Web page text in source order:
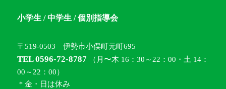
小学生 / 中学生 / 個別指導会
〒519-0503 伊勢市小俣町元町695
TEL 0596-72-8787 （月〜木 16：30～22：00・土 14：
00～22：00）
＊金・日は休み